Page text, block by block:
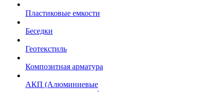
Пластиковые емкости
Беседки
Геотекстиль
Композитная арматура
АКП (Алюминиевые